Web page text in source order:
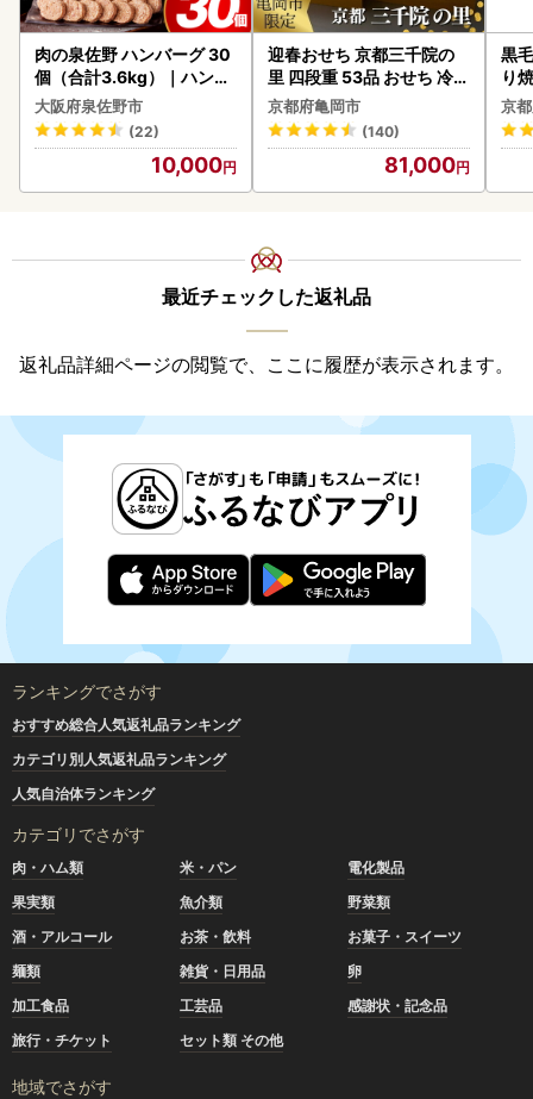
肉の泉佐野 ハンバーグ 30
個（合計3.6kg）｜ハンバ
ーグ 訳あり 黒毛和牛×なに
わポーク
大阪府泉佐野市
(22)
10,000
迎春おせち 京都三千院の
里 四段重 53品 おせち 冷蔵
2027 先行予約
京都府亀岡市
(140)
81,000
黒
り
京
最近チェックした返礼品
返礼品詳細ページの閲覧で、ここに履歴が表示されます。
ランキングでさがす
おすすめ総合人気返礼品ランキング
カテゴリ別人気返礼品ランキング
人気自治体ランキング
カテゴリでさがす
肉・ハム類 米・パン
電化製品
果実類
魚介類
野菜類
酒・アルコール
お茶・飲料
お菓子・スイーツ
麺類
雑貨・日用品
卵
加工食品
工芸品
感謝状・記念品
旅行・チケット
セット類 その他
地域でさがす